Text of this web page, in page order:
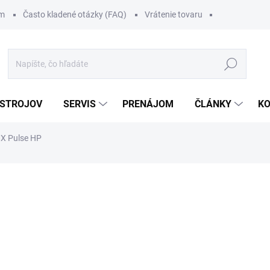
Často kladené otázky (FAQ) Vrátenie tovaru
Hľadať
SERVIS PRENÁJOM ČLÁNKY
Pulse HP